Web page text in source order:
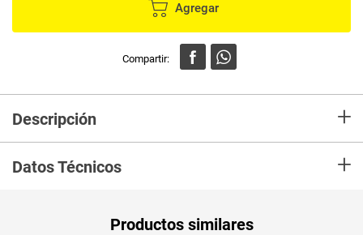
Agregar
Descripción +
Schwarzkopf han desarrollado una avanzada tecnología para Igora Vital,
creando la coloración con tratamiento que contiene Keratina y Serina las
Datos Técnicos +
Productos similares